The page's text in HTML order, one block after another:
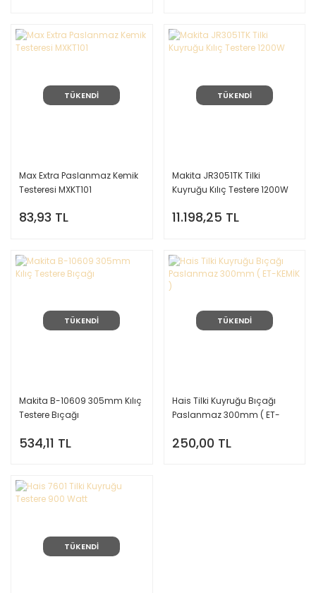
TÜKENDİ
Max Extra Paslanmaz Kemik
Testeresi MXKT101
83,93 TL
TÜKENDİ
Makita JR3051TK Tilki
Kuyruğu Kılıç Testere 1200W
11.198,25 TL
TÜKENDİ
Makita B-10609 305mm Kılıç
Testere Bıçağı
534,11 TL
TÜKENDİ
Hais Tilki Kuyruğu Bıçağı
Paslanmaz 300mm ( ET-
250,00 TL
TÜKENDİ